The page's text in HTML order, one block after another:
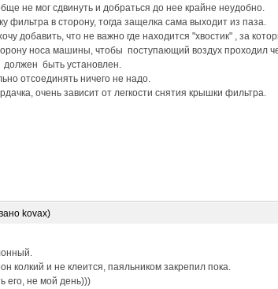
не мог сдвинуть и добраться до нее крайне неудобно.
фильтра в сторону, тогда защелка сама выходит из паза.
добавить, что не важно где находится "хвостик" , за
носа машины, чтобы поступающий воздух проходил
должен быть установлен.
отсоединять ничего не надо.
очень зависит от легкости снятия крышки фильтра.
kovax)
колкий и не клеится, паяльником закрепил пока.
его, не мой день)))